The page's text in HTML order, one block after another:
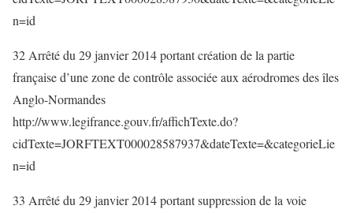
n=id
32 Arrêté du 29 janvier 2014 portant création de la partie
française d’une zone de contrôle associée aux aérodromes des îles
Anglo-Normandes
http://www.legifrance.gouv.fr/affichTexte.do?
cidTexte=JORFTEXT000028587937&dateTexte=&categorieLie
n=id
33 Arrêté du 29 janvier 2014 portant suppression de la voie